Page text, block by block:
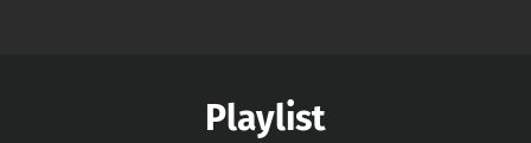
Playlist